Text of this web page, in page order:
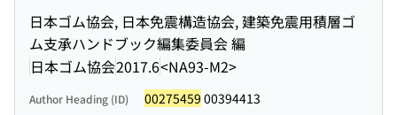
日本ゴム協会, 日本免震構造協会, 建築免震用積層ゴ
ム支承ハンドブック編集委員会 編
日本ゴム協会2017.6<NA93-M2>
Author Heading (ID) 00275459 00394413